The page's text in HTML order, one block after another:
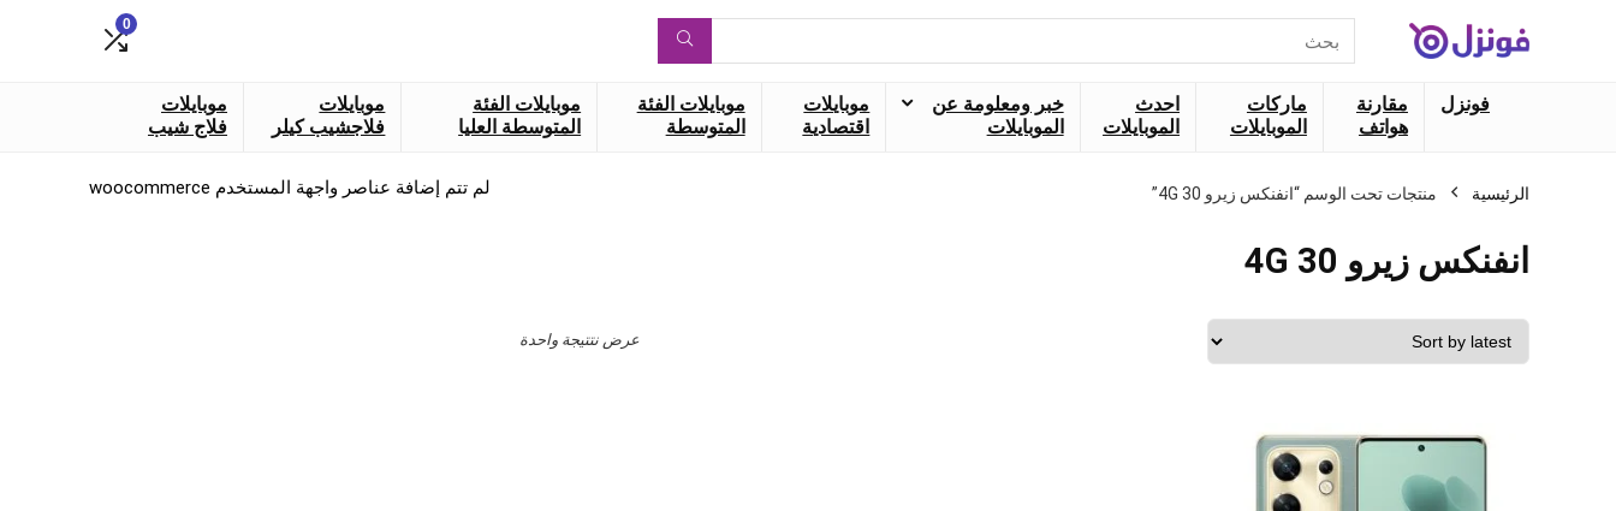
عن:
0
فونزل
مقارنة
هواتف
ماركات
الموبايلات
احدث
الموبايلات
خبر ومعلومة عن
الموبايلات
موبايلات
اقتصادية
موبايلات الفئة
المتوسطة
موبايلات الفئة
المتوسطة العليا
موبايلات
فلاجشيب كيلر
موبايلات
فلاج شيب
الرئيسية منتجات تحت الوسم “انفنكس زيرو 30 4G”
انفنكس زيرو 30 4G
عرض نتتيجة واحدة
لم تتم إضافة عناصر واجهة المستخدم woocommerce